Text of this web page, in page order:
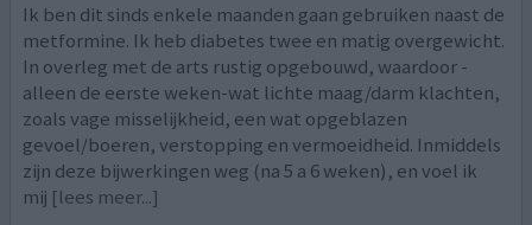
Ik ben dit sinds enkele maanden gaan gebruiken naast de
metformine. Ik heb diabetes twee en matig overgewicht.
In overleg met de arts rustig opgebouwd, waardoor -
alleen de eerste weken-wat lichte maag/darm klachten,
zoals vage misselijkheid, een wat opgeblazen
gevoel/boeren, verstopping en vermoeidheid. Inmiddels
zijn deze bijwerkingen weg (na 5 a 6 weken), en voel ik
mij [lees meer...]